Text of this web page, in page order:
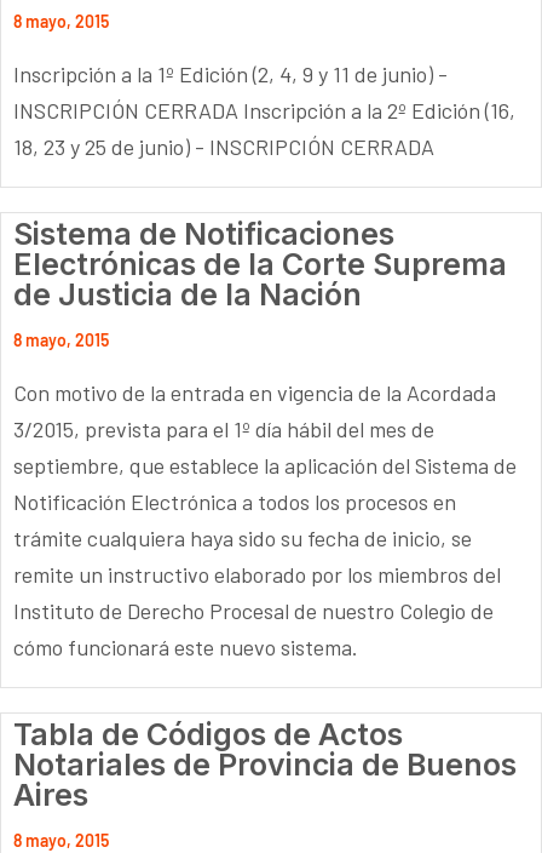
8 mayo, 2015
Inscripción a la 1º Edición (2, 4, 9 y 11 de junio) -
INSCRIPCIÓN CERRADA Inscripción a la 2º Edición (16,
18, 23 y 25 de junio) - INSCRIPCIÓN CERRADA
Sistema de Notificaciones
Electrónicas de la Corte Suprema
de Justicia de la Nación
8 mayo, 2015
Con motivo de la entrada en vigencia de la Acordada
3/2015, prevista para el 1º día hábil del mes de
septiembre, que establece la aplicación del Sistema de
Notificación Electrónica a todos los procesos en
trámite cualquiera haya sido su fecha de inicio, se
remite un instructivo elaborado por los miembros del
Instituto de Derecho Procesal de nuestro Colegio de
cómo funcionará este nuevo sistema.
Tabla de Códigos de Actos
Notariales de Provincia de Buenos
Aires
8 mayo, 2015